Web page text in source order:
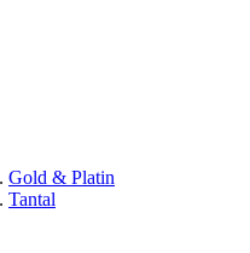
Gold & Platin
Tantal